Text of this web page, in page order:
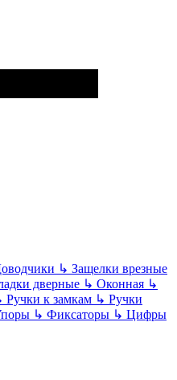
↳ Защелки врезные
дверные ↳ Оконная ↳
Ручки к замкам ↳ Ручки
↳ Фиксаторы ↳ Цифры